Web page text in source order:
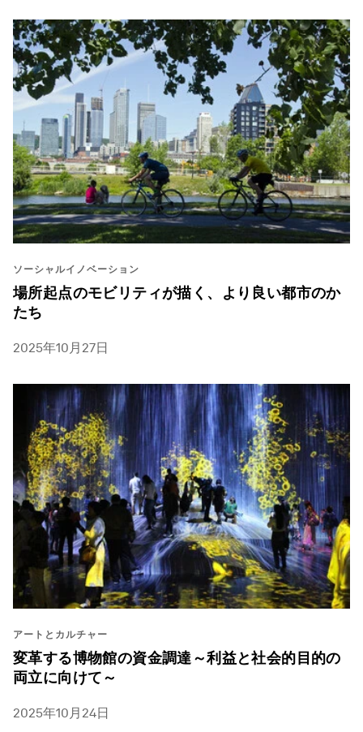
ソーシャルイノベーション
場所起点のモビリティが描く、より良い都市のか
たち
2025年10月27日
アートとカルチャー
変革する博物館の資金調達～利益と社会的目的の
両立に向けて～
2025年10月24日